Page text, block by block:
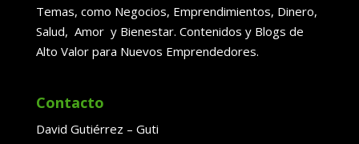
Temas, como Negocios, Emprendimientos, Dinero,
Salud, Amor y Bienestar. Contenidos y Blogs de
Alto Valor para Nuevos Emprendedores.
Contacto
David Gutiérrez – Guti